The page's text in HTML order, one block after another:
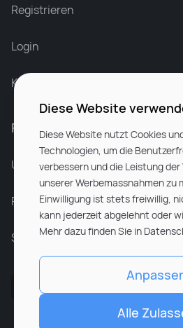
Registrieren
Login
Karriere bei Rocken
Für Unternehmen
Unsere Dienstleistungen
Partnerunternehmen
Sitemap
Diese Website
Diese Website nutzt Cookies
Technologien, um die
verbessern und die Leistung
unserer Werbemassnahmen zu
Einwilligung ist stets freiwillig,
kann jederzeit abgelehnt oder
Mehr dazu finden Sie in
Alle